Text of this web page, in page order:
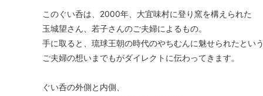
このぐい呑は、2000年、大宜味村に登り窯を構えられた
玉城望さん、若子さんのご夫婦によるもの。
手に取ると、琉球王朝の時代のやちむんに魅せられたとい
ご夫婦の想いまでもがダイレクトに伝わってきます。
ぐい呑の外側と内側、